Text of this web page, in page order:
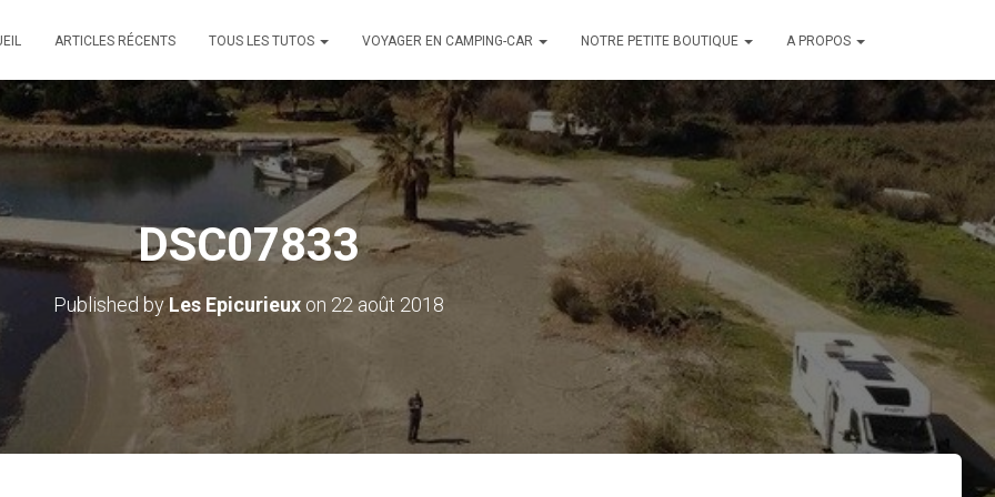
ARTICLES RÉCENTS TOUS LES TUTOS VOYAGER EN CAMPING-CAR NOTRE PETITE BOUTIQUE A PROPOS
DSC07833
Published byLes Epicurieux on 22 août 2018